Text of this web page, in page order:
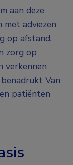
aan deze
adviezen
op afstand.
zorg op
verkennen
Van
patiënten